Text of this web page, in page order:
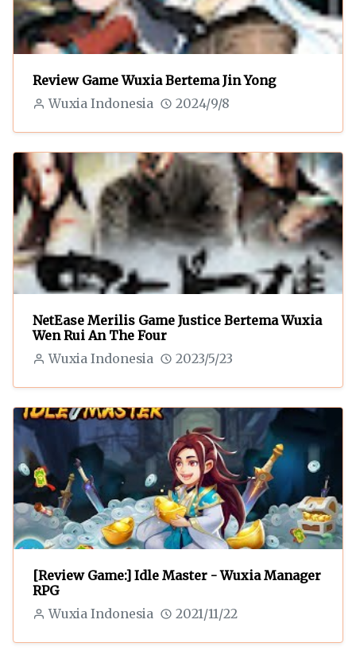
Review Game Wuxia Bertema Jin Yong
Wuxia Indonesia 2024/9/8
NetEase Merilis Game Justice Bertema Wuxia
Wen Rui An The Four
Wuxia Indonesia 2023/5/23
[Review Game:] Idle Master - Wuxia Manager
RPG
Wuxia Indonesia 2021/11/22